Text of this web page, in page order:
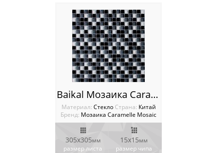
Baikal Мозаика Caramelle mosaic
Материал: Стекло Cтрана: Китай
Бренд: Мозаика Caramelle Mosaic
305х305мм
размер листа
15x15мм
размер чипа